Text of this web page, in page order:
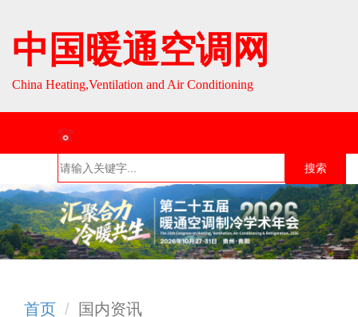
中国暖通空调网
China Heating,Ventilation and Air Conditioning
搜索
首页
组织介
绍
组织活
动
行业资
讯
English
首页 国内资讯